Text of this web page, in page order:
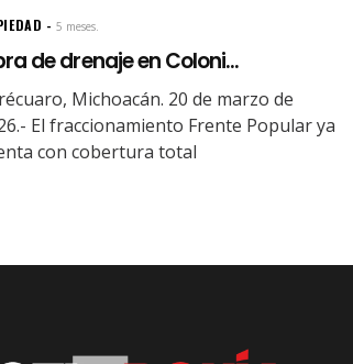
5 meses.
de drenaje en Coloni...
Michoacán. 20 de marzo de
El fraccionamiento Frente Popular ya
con cobertura total